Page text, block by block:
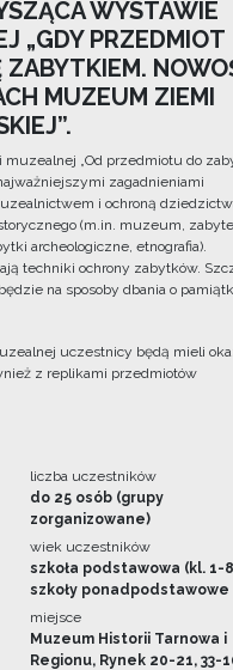
WYSTAWIE
„GDY PRZEDMIOT
ZABYTKIEM.
MUZEUM ZIEMI
„Od przedmiotu do
zagadnieniami
i ochroną
(m.in. muzeum,
archeologiczne, etnografia).
techniki ochrony zabytków.
na sposoby dbania o
uczestnicy będą mieli
z replikami przedmiotów
liczba uczestników
do 25 osób (grupy
zorganizowane)
wiek uczestników
szkoła podstawowa (kl. 1-
szkoły ponadpodstawowe
miejsce
Muzeum Historii Tarnowa i
Regionu, Rynek 20-21, 33-